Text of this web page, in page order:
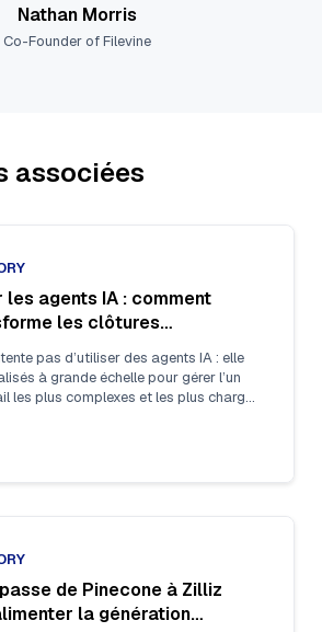
Nathan Morris
Co-Founder of Filevine
associées
agents IA : comment
les clôtures
pas d’utiliser des agents IA : elle
à grande échelle pour gérer l’un
les plus complexes et les plus chargés
de Pinecone à Zilliz
la génération